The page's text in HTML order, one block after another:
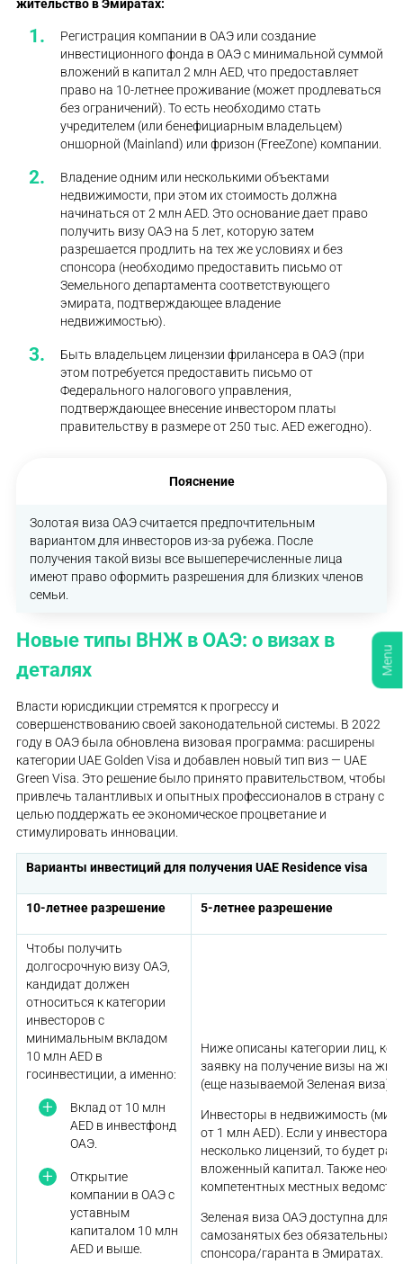
жительство в Эмиратах:
Регистрация компании в ОАЭ или создание
инвестиционного фонда в ОАЭ с минимальной суммой
вложений в капитал 2 млн AED, что предоставляет
право на 10-летнее проживание (может продлеваться
без ограничений). То есть необходимо стать
учредителем (или бенефициарным владельцем)
оншорной (Mainland) или фризон (FreeZone) компании.
Владение одним или несколькими объектами
недвижимости, при этом их стоимость должна
начинаться от 2 млн AED. Это основание дает право
получить визу ОАЭ на 5 лет, которую затем
разрешается продлить на тех же условиях и без
спонсора (необходимо предоставить письмо от
Земельного департамента соответствующего
эмирата, подтверждающее владение
недвижимостью).
Быть владельцем лицензии фрилансера в ОАЭ (при
этом потребуется предоставить письмо от
Федерального налогового управления,
подтверждающее внесение инвестором платы
правительству в размере от 250 тыс. AED ежегодно).
Пояснение
Золотая виза ОАЭ считается предпочтительным
вариантом для инвесторов из-за рубежа. После
получения такой визы все вышеперечисленные лица
имеют право оформить разрешения для близких членов
семьи.
Новые типы ВНЖ в ОАЭ: о визах в
деталях
Власти юрисдикции стремятся к прогрессу и
совершенствованию своей законодательной системы. В 2022
году в ОАЭ была обновлена визовая программа: расширены
категории UAE Golden Visa и добавлен новый тип виз — UAE
Green Visa. Это решение было принято правительством, чтобы
привлечь талантливых и опытных профессионалов в страну с
целью поддержать ее экономическое процветание и
стимулировать инновации.
Варианты инвестиций для получения UAE Residence visa
10-летнее разрешение 5-летнее разрешение
Чтобы получить
долгосрочную визу ОАЭ,
кандидат должен
относиться к категории
инвесторов с
минимальным вкладом
10 млн AED в
госинвестиции, а именно:
Вклад от 10 млн
AED в инвестфонд
ОАЭ.
Открытие
компании в ОАЭ с
уставным
капиталом 10 млн
AED и выше.
Ниже описаны категории лиц,
заявку на получение визы на
(еще называемой Зеленая виза).
Инвесторы в недвижимость
от 1 млн AED). Если у инвестора
несколько лицензий, то будет
вложенный капитал. Также
компетентных местных ведомств.
Зеленая виза ОАЭ доступна для
самозанятых без обязательных
спонсора/гаранта в Эмиратах.
Menu